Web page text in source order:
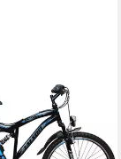
26 Zoll Fahrrad